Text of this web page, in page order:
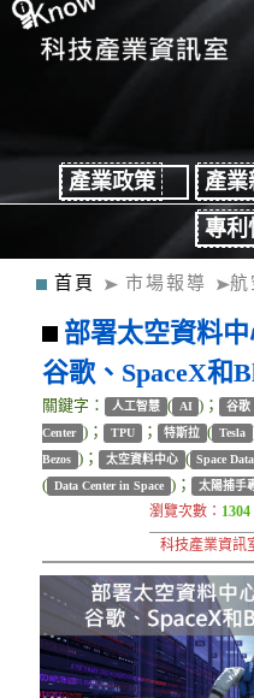
產業政策 產業
專利
首頁 市場報導 航
部署太空資料
谷歌、SpaceX和
關鍵字： 人工智慧 ( AI )； 谷歌
Center )； TPU ； 特斯拉 ( Tesla
Bezos )； 太空資料中心 ( Space
( Data Center in Space )； 太陽捕手
瀏覽次數： 1304
科技產業資訊